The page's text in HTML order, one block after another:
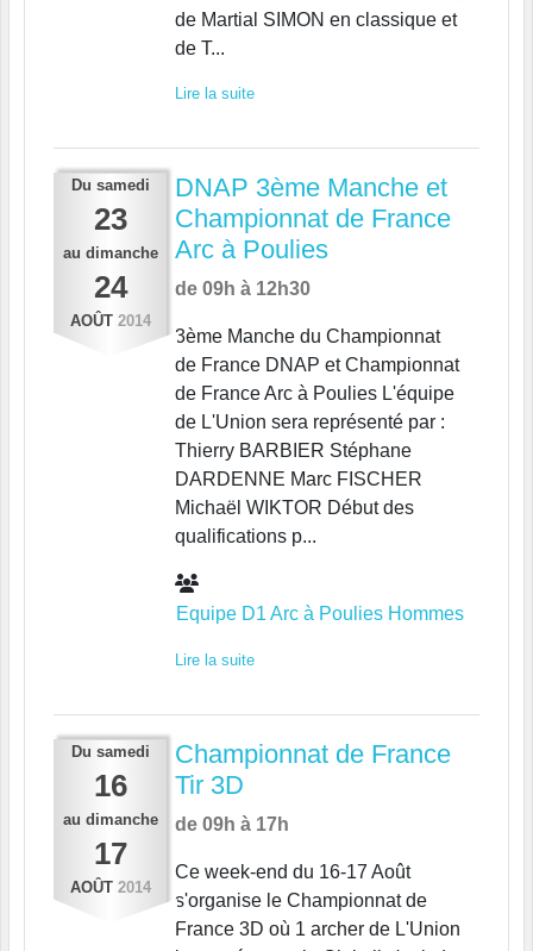
de Martial SIMON en classique et
de T...
Lire la suite
Du samedi
23
au dimanche
24
AOÛT 2014
DNAP 3ème Manche et
Championnat de France
Arc à Poulies
de 09h à 12h30
3ème Manche du Championnat
de France DNAP et Championnat
de France Arc à Poulies L'équipe
de L'Union sera représenté par :
Thierry BARBIER Stéphane
DARDENNE Marc FISCHER
Michaël WIKTOR Début des
qualifications p...
Equipe D1 Arc à Poulies Hommes
Lire la suite
Du samedi
16
au dimanche
17
AOÛT 2014
Championnat de France
Tir 3D
de 09h à 17h
Ce week-end du 16-17 Août
s'organise le Championnat de
France 3D où 1 archer de L'Union